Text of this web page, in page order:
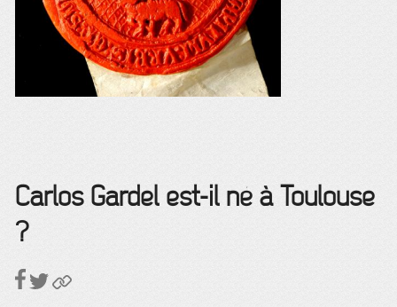
Carlos Gardel est-il né à Toulouse
?